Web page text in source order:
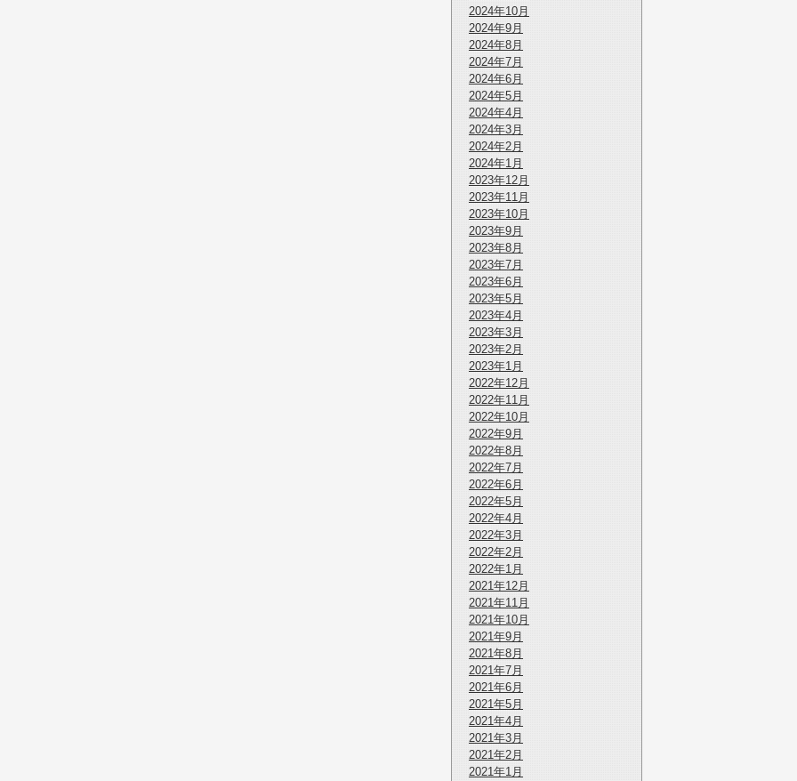
2024年10月
2024年9月
2024年8月
2024年7月
2024年6月
2024年5月
2024年4月
2024年3月
2024年2月
2024年1月
2023年12月
2023年11月
2023年10月
2023年9月
2023年8月
2023年7月
2023年6月
2023年5月
2023年4月
2023年3月
2023年2月
2023年1月
2022年12月
2022年11月
2022年10月
2022年9月
2022年8月
2022年7月
2022年6月
2022年5月
2022年4月
2022年3月
2022年2月
2022年1月
2021年12月
2021年11月
2021年10月
2021年9月
2021年8月
2021年7月
2021年6月
2021年5月
2021年4月
2021年3月
2021年2月
2021年1月